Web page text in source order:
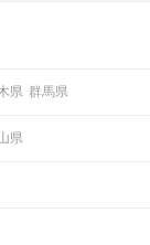
さに楽しいことを探し
県 群馬県
県